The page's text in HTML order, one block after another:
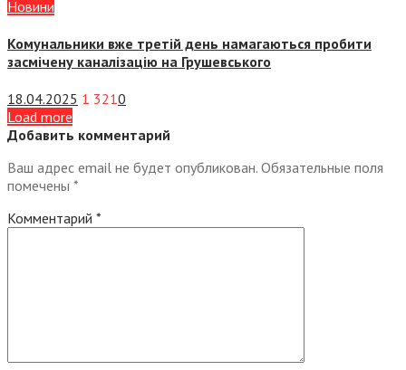
Новини
Комунальники вже третій день намагаються пробити
засмічену каналізацію на Грушевського
18.04.2025 1 3210
Load more
Добавить комментарий
Ваш адрес email не будет опубликован. Обязательные поля
помечены *
Комментарий *